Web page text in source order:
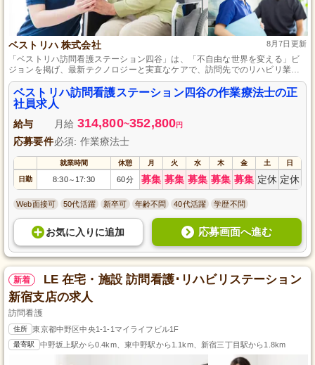
ベストリハ 株式会社 8月7日更新
「ベストリハ訪問看護ステーション四谷」は、「不自由な世界を変える」ビ
ジョンを掲げ、最新テクノロジーと実直なケアで、訪問先でのリハビリ業務
を通して療養生活の支援を行う場所です。
ベストリハ訪問看護ステーション四谷の作業療法士の正
社員求人
給与 月給 314,800~352,800円
応募要件必須: 作業療法士
就業時間 休憩 月 火 水 木 金 土 日
日勤 8:30～ 17:30 60分 募集 募集 募集 募集 募集 定休 定休
Web面接可 50代活躍 新卒可 年齢不問 40代活躍 学歴不問
お気に入り に追加 応募画面へ進む
新着
LE 在宅・施設 訪問看護･リハビリステーション
新宿支店の求人
訪問看護
住所 東京都中野区中央1-1-1マイライフビル1F
最寄駅 中野坂上駅から0.4km、東中野駅から1.1km、新宿三丁目駅から1.8km